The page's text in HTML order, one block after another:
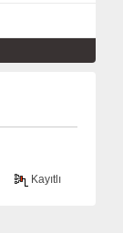
Kayıtlı